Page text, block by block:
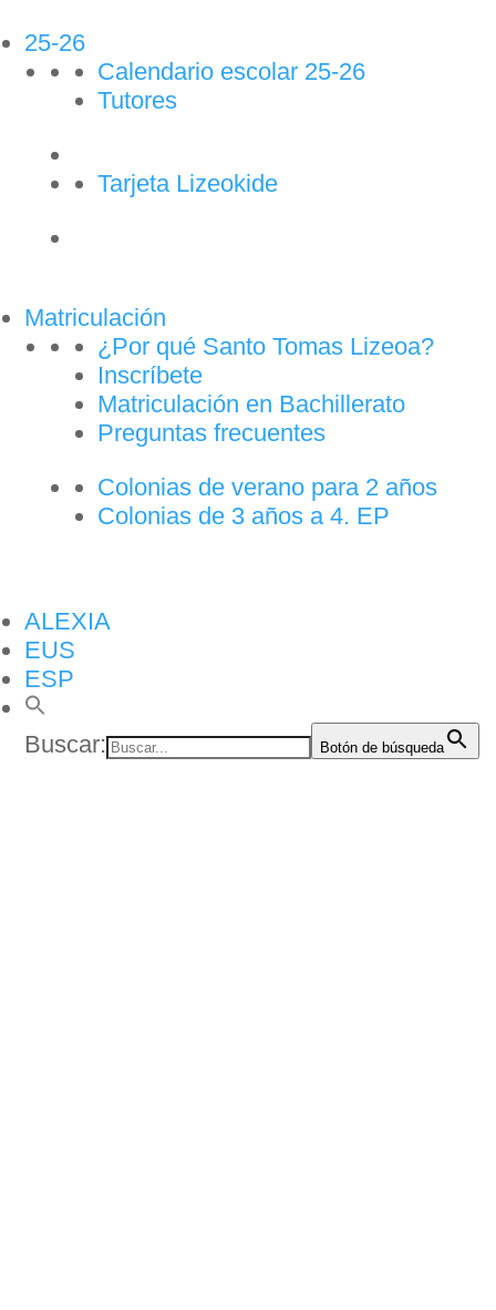
25-26
Calendario escolar 25-26
Tutores
Tarjeta Lizeokide
Matriculación
¿Por qué Santo Tomas Lizeoa?
Inscríbete
Matriculación en Bachillerato
Preguntas frecuentes
Colonias de verano para 2 años
Colonias de 3 años a 4. EP
ALEXIA
EUS
ESP
Buscar: Botón de búsqueda